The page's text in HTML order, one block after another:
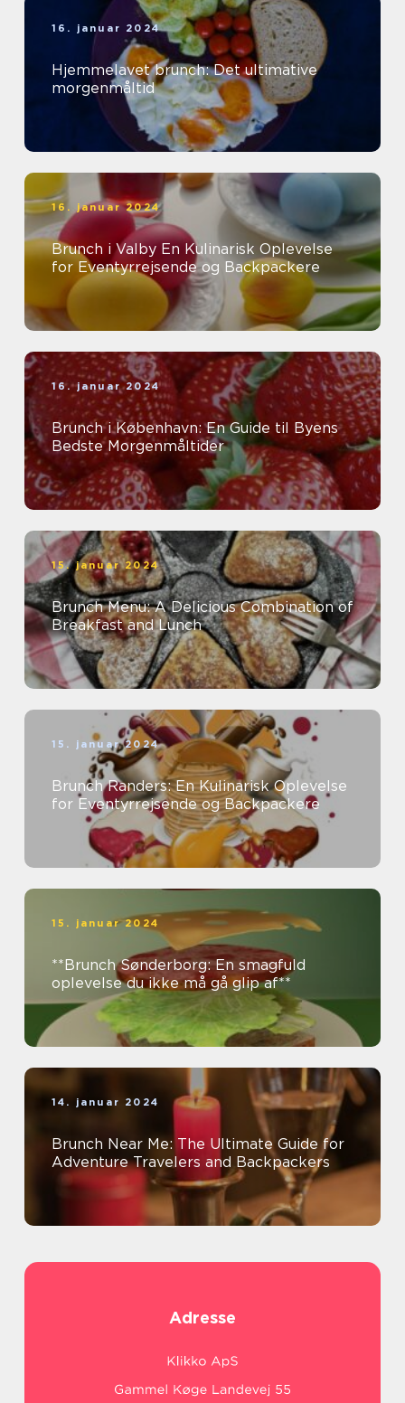
16. januar 2024
Hjemmelavet brunch: Det ultimative
morgenmåltid
16. januar 2024
Brunch i Valby En Kulinarisk Oplevelse
for Eventyrrejsende og Backpackere
16. januar 2024
Brunch i København: En Guide til Byens
Bedste Morgenmåltider
15. januar 2024
Brunch Menu: A Delicious Combination of
Breakfast and Lunch
15. januar 2024
Brunch Randers: En Kulinarisk Oplevelse
for Eventyrrejsende og Backpackere
15. januar 2024
**Brunch Sønderborg: En smagfuld
oplevelse du ikke må gå glip af**
14. januar 2024
Brunch Near Me: The Ultimate Guide for
Adventure Travelers and Backpackers
Adresse